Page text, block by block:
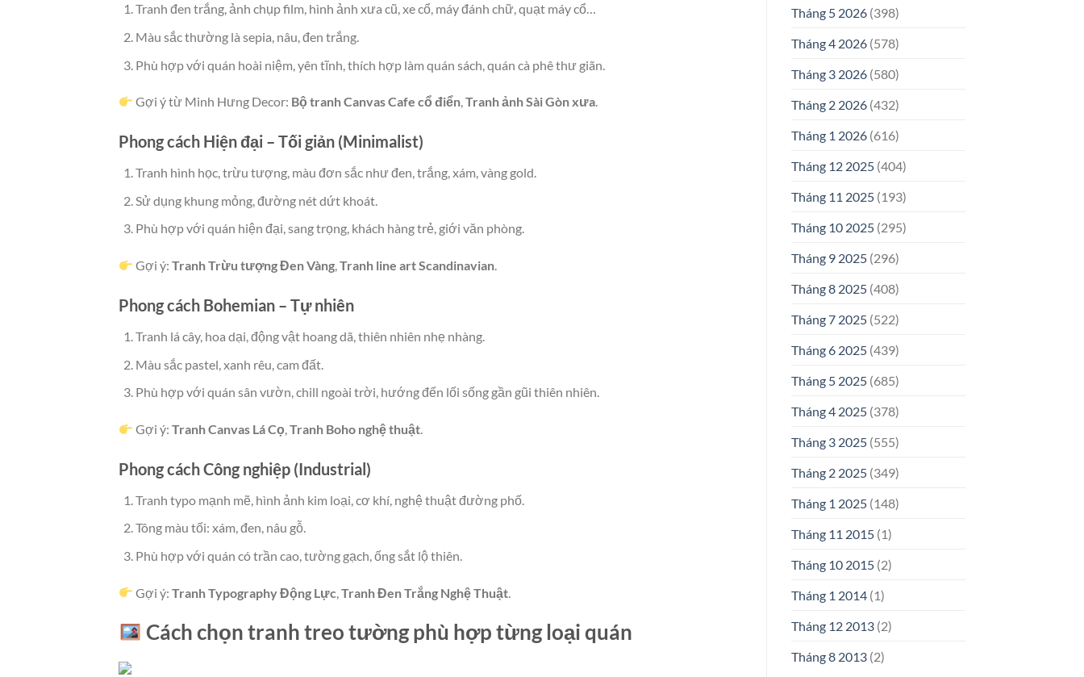
Tranh đen trắng, ảnh chụp film, hình ảnh xưa cũ, xe cổ, máy đánh chữ, quạt máy cổ…
Màu sắc thường là sepia, nâu, đen trắng.
Phù hợp với quán hoài niệm, yên tĩnh, thích hợp làm quán sách, quán cà phê thư giãn.
Gợi ý từ Minh Hưng Decor: Bộ tranh Canvas Cafe cổ điển,Tranh ảnh Sài Gòn xưa.
Phong cách Hiện đại – Tối giản (Minimalist)
Tranh hình học, trừu tượng, màu đơn sắc như đen, trắng, xám, vàng gold.
Sử dụng khung mỏng, đường nét dứt khoát.
Phù hợp với quán hiện đại, sang trọng, khách hàng trẻ, giới văn phòng.
Gợi ý:Tranh Trừu tượng Đen Vàng,Tranh line art Scandinavian.
Phong cách Bohemian – Tự nhiên
Tranh lá cây, hoa dại, động vật hoang dã, thiên nhiên nhẹ nhàng.
Màu sắc pastel, xanh rêu, cam đất.
Phù hợp với quán sân vườn, chill ngoài trời, hướng đến lối sống gần gũi thiên nhiên.
Gợi ý:Tranh Canvas Lá Cọ,Tranh Boho nghệ thuật.
Phong cách Công nghiệp (Industrial)
Tranh typo mạnh mẽ, hình ảnh kim loại, cơ khí, nghệ thuật đường phố.
Tông màu tối: xám, đen, nâu gỗ.
Phù hợp với quán có trần cao, tường gạch, ống sắt lộ thiên.
Gợi ý:Tranh Typography Động Lực ,Tranh Đen Trắng Nghệ Thuật
Cách chọn tranh treo tường phù hợp từng loại quán
Tháng 5 2026(398)
Tháng 4 2026(578)
Tháng 3 2026(580)
Tháng 2 2026(432)
Tháng 1 2026(616)
Tháng 12 2025(404)
Tháng 11 2025(193)
Tháng 10 2025(295)
Tháng 9 2025(296)
Tháng 8 2025(408)
Tháng 7 2025(522)
Tháng 6 2025(439)
Tháng 5 2025(685)
Tháng 4 2025(378)
Tháng 3 2025(555)
Tháng 2 2025(349)
Tháng 1 2025(148)
Tháng 11 2015(1)
Tháng 10 2015(2)
Tháng 1 2014(1)
Tháng 12 2013(2)
Tháng 8 2013(2)